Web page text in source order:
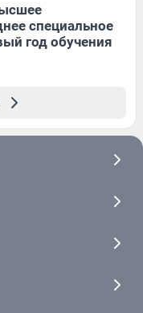
специальное
год обучения